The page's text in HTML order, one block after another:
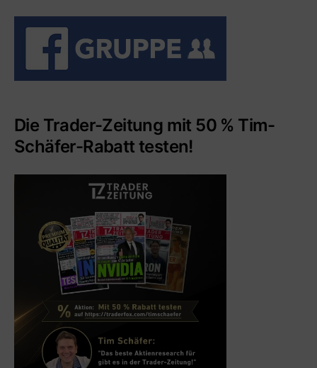
Die Trader-Zeitung mit 50 % Tim-
Schäfer-Rabatt testen!